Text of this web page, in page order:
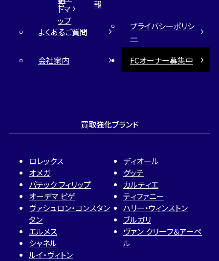
ム 報
トマ
ップ
よくあるご質問
プライバシーポリシ
ー
会社案内
FCオーナー募集中
買取強化ブランド
ロレックス
オメガ
パテック フィリップ
オーデマ ピゲ
ヴァシュロン・コンスタン
タン
エルメス
シャネル
ルイ・ヴィトン
ディオール
グッチ
カルティエ
ティファニー
ハリー・ウィンストン
ブルガリ
ヴァン クリーフ＆アーペ
ル